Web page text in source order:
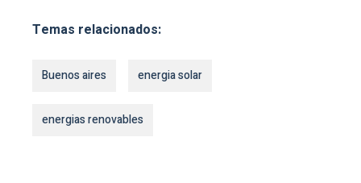
Temas relacionados:
Buenos aires energia solar
energias renovables